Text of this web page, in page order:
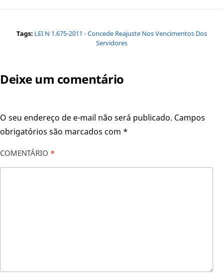
Tags: LEI N 1.675-2011 - Concede Reajuste Nos Vencimentos Dos
Servidores
Deixe um comentário
O seu endereço de e-mail não será publicado. Campos
obrigatórios são marcados com *
COMENTÁRIO *